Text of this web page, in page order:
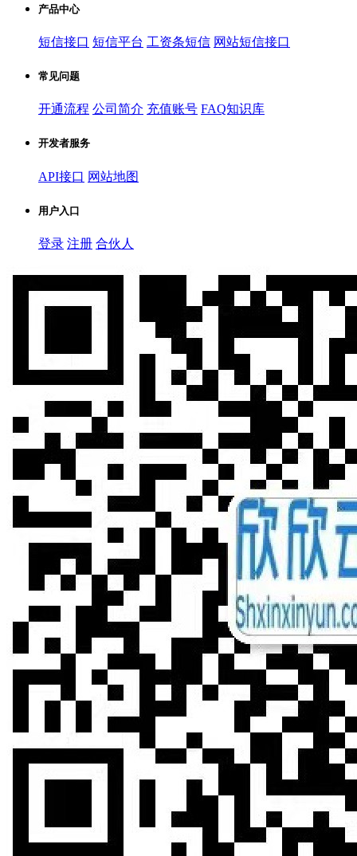
产品中心
短信接口 短信平台 工资条短信 网站短信接口
常见问题
开通流程 公司简介 充值账号 FAQ知识库
开发者服务
API接口 网站地图
用户入口
登录 注册 合伙人